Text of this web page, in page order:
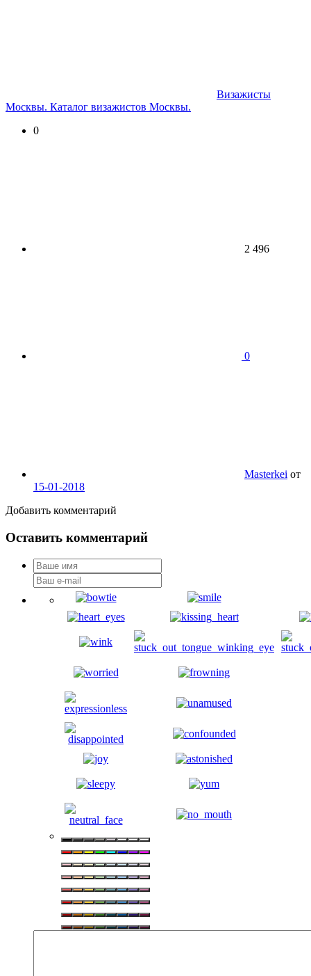
Визажисты
Москвы. Каталог визажистов Москвы.
0
2 496
0
Masterkei от
15-01-2018
Добавить комментарий
Оставить комментарий